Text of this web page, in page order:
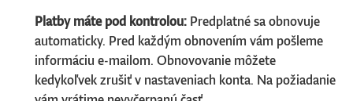
Platby máte pod kontrolou: Predplatné sa obnovuje
automaticky. Pred každým obnovením vám pošleme
informáciu e-mailom. Obnovovanie môžete
kedykoľvek zrušiť v nastaveniach konta. Na požiadanie